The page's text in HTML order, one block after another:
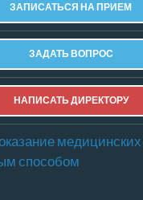
ЗАПИСАТЬСЯ НА ПРИЕМ
ЗАДАТЬ ВОПРОС
НАПИСАТЬ ДИРЕКТОРУ
медицинских
способом